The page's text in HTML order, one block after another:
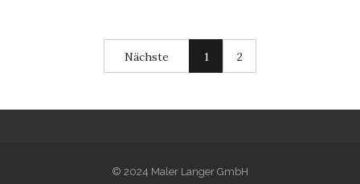
Nächste 1 2
© 2024 Maler Langer GmbH